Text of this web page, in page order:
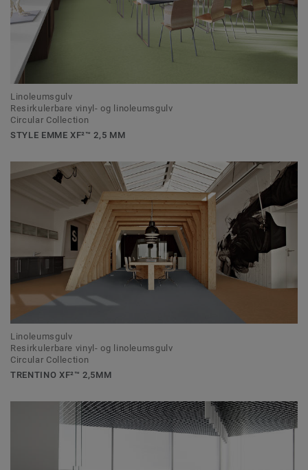
Linoleumsgulv
Resirkulerbare vinyl- og linoleumsgulv
Circular Collection
STYLE EMME XF²™ 2,5 MM
Linoleumsgulv
Resirkulerbare vinyl- og linoleumsgulv
Circular Collection
TRENTINO XF²™ 2,5MM